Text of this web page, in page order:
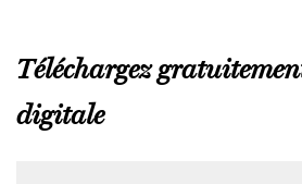
Téléchargez
digitale